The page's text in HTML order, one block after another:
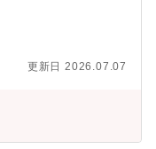
対応業務効率化（情
構築（情報通信）・
めポイント】■「人材
材を経営ポートフォ
できます。■人事コンサ
らではの環境嘘のない
ルでサポートする
なリレーションを構
内外を問わず最新テ
効率化・高度化ま
ェクト】国内企業の
かしたグローバル案
アプリケーションに対
更新日 2026.07.07